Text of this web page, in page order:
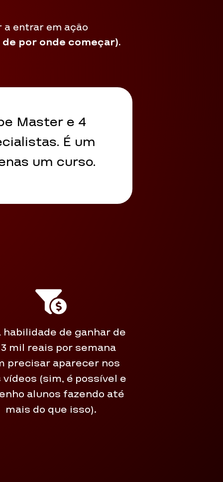
a entrar em ação
por onde começar).
Master e 4
É um
um curso.
habilidade de ganhar de
3 mil reais por semana
precisar aparecer nos
(sim, é possível e
alunos fazendo até
mais do que isso).